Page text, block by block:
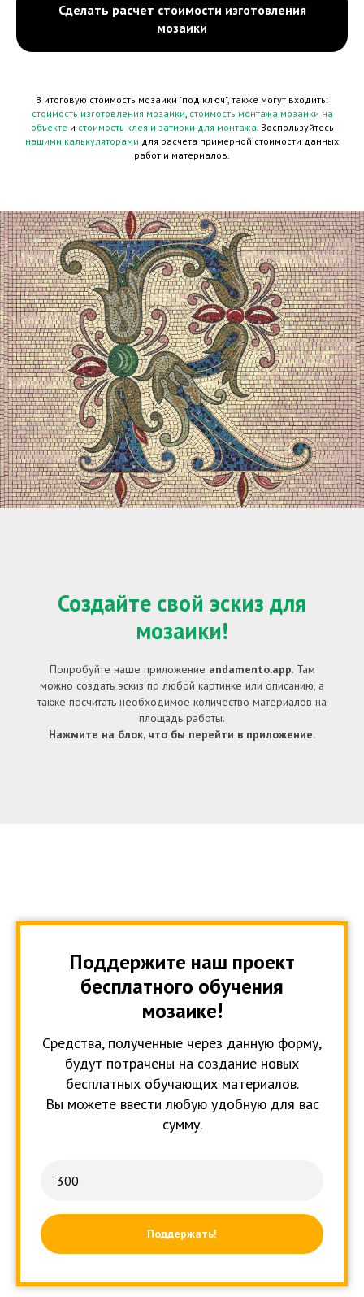
Сделать расчет стоимости изготовления
мозаики
В итоговую стоимость мозаики "под ключ", также могут входить:
стоимость изготовления мозаики стоимость монтажа мозаики на
объекте и стоимость клея и затирки для монтажа . Воспользуйтесь
нашими калькуляторами для расчета примерной стоимости данных
работ и материалов.
Создайте свой эскиз для
мозаики!
Попробуйте наше приложение andamento.app. Там
можно создать эскиз по любой картинке или описанию, а
также посчитать необходимое количество материалов на
площадь работы.
Нажмите на блок, что бы перейти в приложение.
Поддержите наш проект
бесплатного обучения
мозаике!
Средства, полученные через данную форму,
будут потрачены на создание новых
бесплатных обучающих материалов.
Вы можете ввести любую удобную для вас
сумму.
Поддержать!